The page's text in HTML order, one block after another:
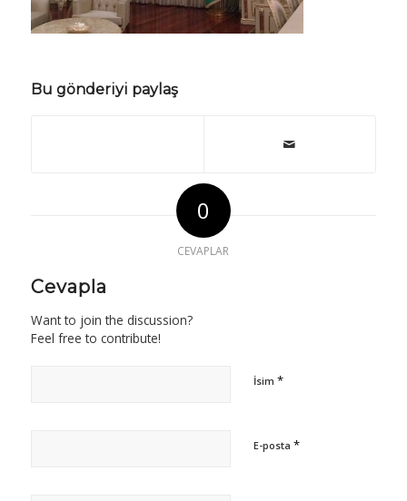
Bu gönderiyi paylaş
0
CEVAPLAR
Cevapla
Want to join the discussion?
Feel free to contribute!
İsim *
E-posta *